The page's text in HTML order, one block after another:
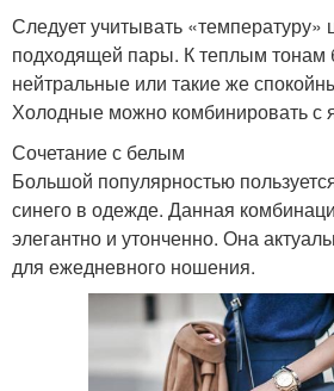
Следует учитывать «температуру»
подходящей пары. К теплым тонам
нейтральные или такие же
Холодные можно комбинировать с
Сочетание с белым
Большой популярностью
синего в одежде. Данная
элегантно и утонченно. Она
для ежедневного ношения.